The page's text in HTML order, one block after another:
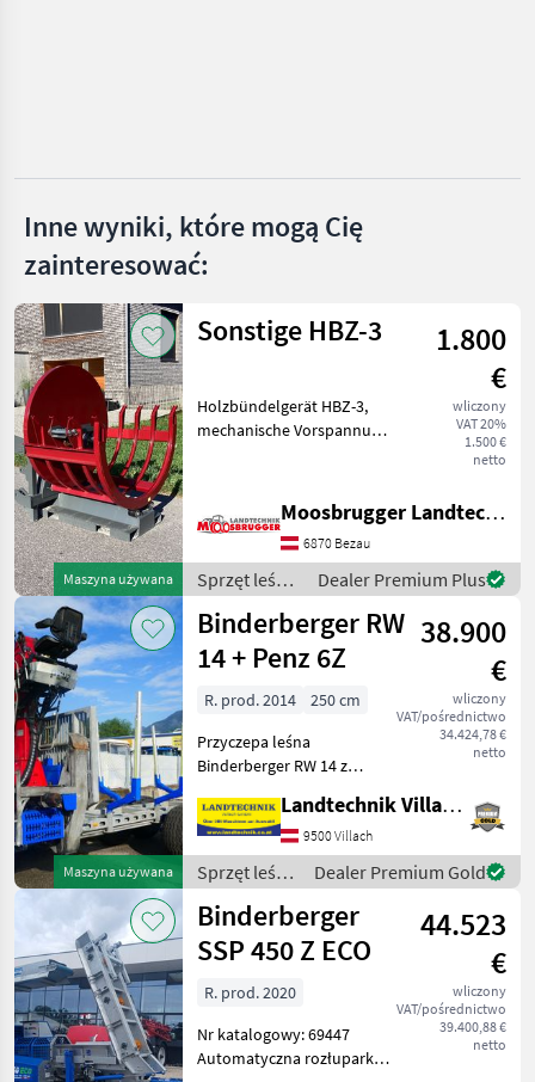
Pezzolato
Heizohack
Pokaż
wszystkie
MARKETPLACE
Marketplace
Oferty
dealerów
drobne
Inne wyniki, które mogą Cię
zainteresować:
Maszyna używana
Sonstige HBZ-3
1.800
€
wliczony
VAT 20%
1.500 €
netto
Holzbündelgerät HBZ-3,
mechanische Vorspannung,
Stapleraufnahme,
Euroaufnahme,
Gesamtgewicht 330kg.
Vollgendes Zubehör ist
Moosbrugger Landtechnik GmbH
6870 Bezau
Sprzęt leśny
i do obróbki
drewna /
Sonstige
Dealer Premium Plus
Maszyna używana
Binderberger RW
14 + Penz 6Z
38.900
€
wliczony
VAT/pośrednictwo
34.424,78 €
netto
R. prod. 2014
250 cm
Przyczepa leśna
Binderberger RW 14 z
oryginalnym
podwyższeniem, z
joystickiem i sterowaniem
nożnym, hydrauliczny
układ zasilania z podwójną
pompą
Landtechnik Villach GmbH
9500 Villach
Sprzęt leśny
i do obróbki
drewna /
Binderberger
Dealer Premium Gold
Binderberger
SSP 450 Z ECO
44.523
€
wliczony
VAT/pośrednictwo
39.400,88 €
netto
R. prod. 2020
Nr katalogowy: 69447
Automatyczna rozłuparka -